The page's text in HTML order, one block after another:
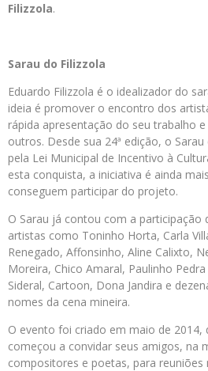
Filizzola.
Sarau do Filizzola
Eduardo Filizzola é o idealizador do
ideia é promover o encontro dos
rápida apresentação do seu trabalho
outros. Desde sua 24ª edição, o
pela Lei Municipal de Incentivo à
esta conquista, a iniciativa é ainda
conseguem participar do projeto.
O Sarau já contou com a participação
artistas como Toninho Horta, Carla
Renegado, Affonsinho, Aline Calixto,
Moreira, Chico Amaral, Paulinho
Sideral, Cartoon, Dona Jandira e
nomes da cena mineira.
O evento foi criado em maio de 2014,
começou a convidar seus amigos, na
compositores e poetas, para reuniões